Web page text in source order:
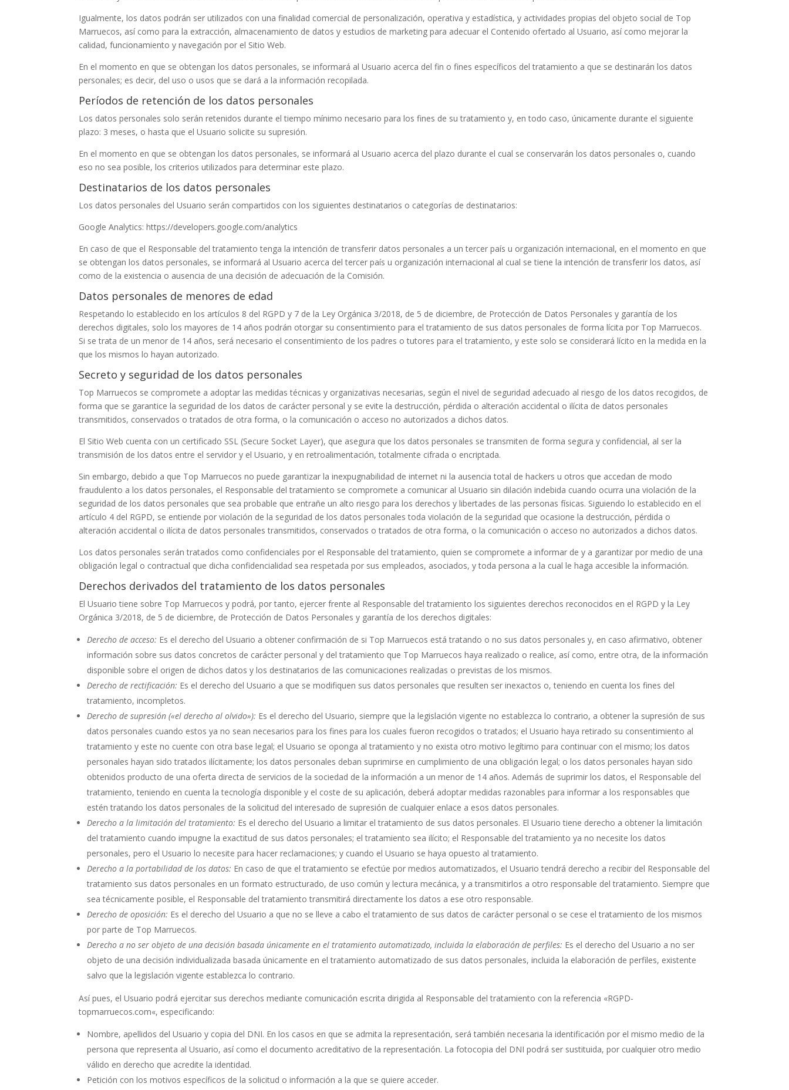
Igualmente, los datos podrán ser utilizados con una finalidad comercial de personalización, operativa y estadística, y actividades propias del objeto social de Top
Marruecos, así como para la extracción, almacenamiento de datos y estudios de marketing para adecuar el Contenido ofertado al Usuario, así como mejorar la
calidad, funcionamiento y navegación por el Sitio Web.
En el momento en que se obtengan los datos personales, se informará al Usuario acerca del fin o fines específicos del tratamiento a que se destinarán los datos
personales; es decir, del uso o usos que se dará a la información recopilada.
Períodos de retención de los datos personales
Los datos personales solo serán retenidos durante el tiempo mínimo necesario para los fines de su tratamiento y, en todo caso, únicamente durante el siguiente
plazo: 3 meses, o hasta que el Usuario solicite su supresión.
En el momento en que se obtengan los datos personales, se informará al Usuario acerca del plazo durante el cual se conservarán los datos personales o, cuando
eso no sea posible, los criterios utilizados para determinar este plazo.
Destinatarios de los datos personales
Los datos personales del Usuario serán compartidos con los siguientes destinatarios o categorías de destinatarios:
Google Analytics: https://developers.google.com/analytics
En caso de que el Responsable del tratamiento tenga la intención de transferir datos personales a un tercer país u organización internacional, en el momento en que
se obtengan los datos personales, se informará al Usuario acerca del tercer país u organización internacional al cual se tiene la intención de transferir los datos, así
como de la existencia o ausencia de una decisión de adecuación de la Comisión.
Datos personales de menores de edad
Respetando lo establecido en los artículos 8 del RGPD y 7 de la Ley Orgánica 3/2018, de 5 de diciembre, de Protección de Datos Personales y garantía de los
derechos digitales, solo los mayores de 14 años podrán otorgar su consentimiento para el tratamiento de sus datos personales de forma lícita por Top Marruecos.
Si se trata de un menor de 14 años, será necesario el consentimiento de los padres o tutores para el tratamiento, y este solo se considerará lícito en la medida en la
que los mismos lo hayan autorizado.
Secreto y seguridad de los datos personales
Top Marruecos se compromete a adoptar las medidas técnicas y organizativas necesarias, según el nivel de seguridad adecuado al riesgo de los datos recogidos, de
forma que se garantice la seguridad de los datos de carácter personal y se evite la destrucción, pérdida o alteración accidental o ilícita de datos personales
transmitidos, conservados o tratados de otra forma, o la comunicación o acceso no autorizados a dichos datos.
El Sitio Web cuenta con un certificado SSL (Secure Socket Layer), que asegura que los datos personales se transmiten de forma segura y confidencial, al ser la
transmisión de los datos entre el servidor y el Usuario, y en retroalimentación, totalmente cifrada o encriptada.
Sin embargo, debido a que Top Marruecos no puede garantizar la inexpugnabilidad de internet ni la ausencia total de hackers u otros que accedan de modo
fraudulento a los datos personales, el Responsable del tratamiento se compromete a comunicar al Usuario sin dilación indebida cuando ocurra una violación de la
seguridad de los datos personales que sea probable que entrañe un alto riesgo para los derechos y libertades de las personas físicas. Siguiendo lo establecido en el
artículo 4 del RGPD, se entiende por violación de la seguridad de los datos personales toda violación de la seguridad que ocasione la destrucción, pérdida o
alteración accidental o ilícita de datos personales transmitidos, conservados o tratados de otra forma, o la comunicación o acceso no autorizados a dichos datos.
Los datos personales serán tratados como confidenciales por el Responsable del tratamiento, quien se compromete a informar de y a garantizar por medio de una
obligación legal o contractual que dicha confidencialidad sea respetada por sus empleados, asociados, y toda persona a la cual le haga accesible la información.
Derechos derivados del tratamiento de los datos personales
El Usuario tiene sobre Top Marruecos y podrá, por tanto, ejercer frente al Responsable del tratamiento los siguientes derechos reconocidos en el RGPD y la Ley
Orgánica 3/2018, de 5 de diciembre, de Protección de Datos Personales y garantía de los derechos digitales:
Derecho de acceso: Es el derecho del Usuario a obtener confirmación de si Top Marruecos está tratando o no sus datos personales y, en caso afirmativo, obtener
información sobre sus datos concretos de carácter personal y del tratamiento que Top Marruecos haya realizado o realice, así como, entre otra, de la información
disponible sobre el origen de dichos datos y los destinatarios de las comunicaciones realizadas o previstas de los mismos.
Derecho de rectificación: Es el derecho del Usuario a que se modifiquen sus datos personales que resulten ser inexactos o, teniendo en cuenta los fines del
tratamiento, incompletos.
Derecho de supresión («el derecho al olvido»): Es el derecho del Usuario, siempre que la legislación vigente no establezca lo contrario, a obtener la supresión de sus
datos personales cuando estos ya no sean necesarios para los fines para los cuales fueron recogidos o tratados; el Usuario haya retirado su consentimiento al
tratamiento y este no cuente con otra base legal; el Usuario se oponga al tratamiento y no exista otro motivo legítimo para continuar con el mismo; los datos
personales hayan sido tratados ilícitamente; los datos personales deban suprimirse en cumplimiento de una obligación legal; o los datos personales hayan sido
obtenidos producto de una oferta directa de servicios de la sociedad de la información a un menor de 14 años. Además de suprimir los datos, el Responsable del
tratamiento, teniendo en cuenta la tecnología disponible y el coste de su aplicación, deberá adoptar medidas razonables para informar a los responsables que
estén tratando los datos personales de la solicitud del interesado de supresión de cualquier enlace a esos datos personales.
Derecho a la limitación del tratamiento: Es el derecho del Usuario a limitar el tratamiento de sus datos personales. El Usuario tiene derecho a obtener la limitación
del tratamiento cuando impugne la exactitud de sus datos personales; el tratamiento sea ilícito; el Responsable del tratamiento ya no necesite los datos
personales, pero el Usuario lo necesite para hacer reclamaciones; y cuando el Usuario se haya opuesto al tratamiento.
Derecho a la portabilidad de los datos: En caso de que el tratamiento se efectúe por medios automatizados, el Usuario tendrá derecho a recibir del Responsable del
tratamiento sus datos personales en un formato estructurado, de uso común y lectura mecánica, y a transmitirlos a otro responsable del tratamiento. Siempre que
sea técnicamente posible, el Responsable del tratamiento transmitirá directamente los datos a ese otro responsable.
Derecho de oposición: Es el derecho del Usuario a que no se lleve a cabo el tratamiento de sus datos de carácter personal o se cese el tratamiento de los mismos
por parte de Top Marruecos.
Derecho a no ser objeto de una decisión basada únicamente en el tratamiento automatizado, incluida la elaboración de perfiles: Es el derecho del Usuario a no ser
objeto de una decisión individualizada basada únicamente en el tratamiento automatizado de sus datos personales, incluida la elaboración de perfiles, existente
salvo que la legislación vigente establezca lo contrario.
Así pues, el Usuario podrá ejercitar sus derechos mediante comunicación escrita dirigida al Responsable del tratamiento con la referencia «RGPD-
topmarruecos.com«, especificando:
Nombre, apellidos del Usuario y copia del DNI. En los casos en que se admita la representación, será también necesaria la identificación por el mismo medio de la
persona que representa al Usuario, así como el documento acreditativo de la representación. La fotocopia del DNI podrá ser sustituida, por cualquier otro medio
válido en derecho que acredite la identidad.
Petición con los motivos específicos de la solicitud o información a la que se quiere acceder.